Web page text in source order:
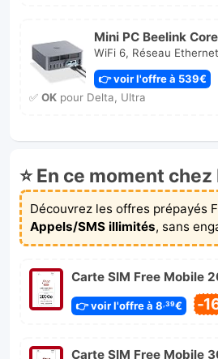
Mini PC Beelink
WiFi 6, Réseau
👉 voir l'offre à 539€
✅ OKpour Delta, Ultra
⭐ En ce moment chez
Découvrez les offres prépayés
Appels/SMS illimités, sans
Carte SIM Free Mobile
👉 voir l'offre à 8 ,39€ -
Carte SIM Free Mobile